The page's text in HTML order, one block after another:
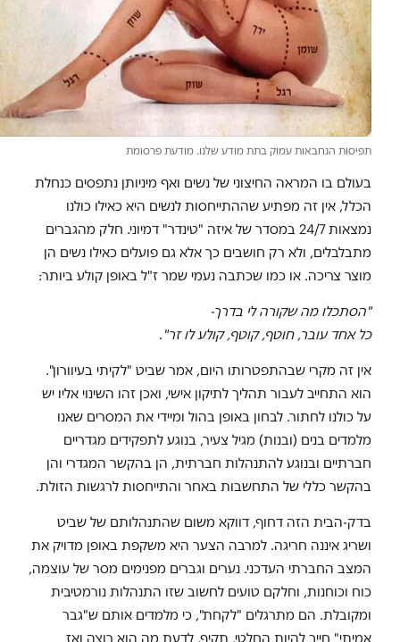
תפיסות הנחבאות עמוק בתת מודע שלנו. מודעת פרסומת
בעולם בו המראה החיצוני של נשים ואף מיניותן נתפסים כנחלת
הכלל, אין זה מפתיע שההתייחסות לנשים היא כאילו כולנו
נמצאות 24/7 במסדר של איזה "טינדר" דמיוני. חלק מהגברים
מתבלבלים, ולא רק חושבים כך אלא גם פועלים כאילו נשים הן
מוצר צריכה. או כמו שכתבה נעמי שמר ז"ל באופן קולע ביותר:
"הסתכלו מה שקורה לי בדרך-
כל אחד עובר, חוטף, קוטף, קולע לו זר"
.
אין זה מקרי שבהתפטרותו היום, אמר שביט "לקיתי בעיוורון".
הוא התחייב לעבור תהליך לתיקון אישי, ואכן זהו השינוי אליו יש
על כולנו לחתור. לבחון באופן בהול ומיידי את המסרים שאנו
מלמדים בנים (ובנות) מגיל צעיר, בנוגע לתפקידים מגדריים
חברתיים ובנוגע להתנהלות חברתית, הן בהקשר המגדרי והן
בהקשר כללי של התחשבות באחר והתייחסות לרגשות הזולת.
בדק-הבית הזה דחוף, דווקא משום שהתנהלותם של שביט
ושריג איננה חריגה. למרבה הצער היא משקפת באופן מדויק את
המצב החברתי העדכני. נערים וגברים מפנימים מסר של עוצמה,
כוח וכוחנות, וחלקם טועים לחשוב שזו התנהלות נורמטיבית
ומקובלת. הם מתרגלים "לקחת", כי מלמדים אותם ש"גבר
אמיתי" חייב להיות החלטי, תקיף, לדעת מה הוא רוצה ואז